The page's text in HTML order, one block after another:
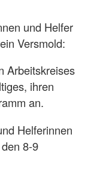
und Helfer
Versmold:
Arbeitskreises
ihren
an.
Helferinnen
8-9